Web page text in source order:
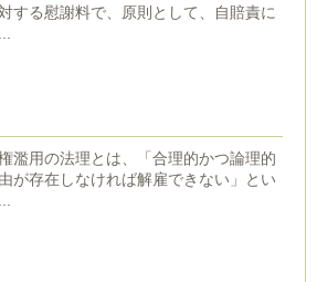
する慰謝料で、原則として、自賠責に
濫用の法理とは、「合理的かつ論理的
が存在しなければ解雇できない」とい